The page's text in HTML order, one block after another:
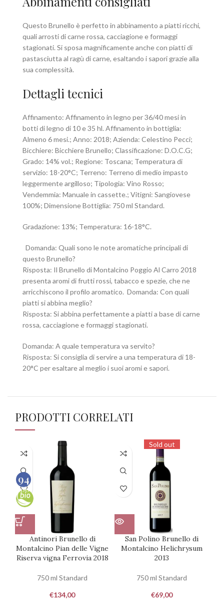
Questo Brunello è perfetto in abbinamento a piatti ricchi,
quali arrosti di carne rossa, cacciagione e formaggi
stagionati. Si sposa magnificamente anche con piatti di
pastasciutta al ragù di carne, esaltando i sapori grazie alla
sua complessità.
Dettagli tecnici
Affinamento: Affinamento in legno per 36/40 mesi in
botti di legno di 10 e 35 hl. Affinamento in bottiglia:
Almeno 6 mesi.; Anno: 2018; Azienda: Celestino Pecci;
Bicchiere: Bicchiere Brunello; Classificazione: D.O.C.G;
Grado: 14% vol.; Regione: Toscana; Temperatura di
servizio: 18-20°C; Terreno: Terreno di medio impasto
leggermente argilloso; Tipologia: Vino Rosso;
Vendemmia: Manuale in cassette.; Vitigni: Sangiovese
100%; Dimensione Bottiglia: 750 ml Standard.
Gradazione: 13%; Temperatura: 16-18°C.
Domanda: Quali sono le note aromatiche principali di
questo Brunello?
Risposta: Il Brunello di Montalcino Poggio Al Carro 2018
presenta aromi di frutti rossi, tabacco e spezie, che ne
arricchiscono il profilo aromatico. Domanda: Con quali
piatti si abbina meglio?
Risposta: Si abbina perfettamente a piatti a base di carne
rossa, cacciagione e formaggi stagionati.
Domanda: A quale temperatura va servito?
Risposta: Si consiglia di servire a una temperatura di 18-
20°C per esaltare al meglio i suoi aromi e sapori.
PRODOTTI CORRELATI
Antinori Brunello di
Montalcino Pian delle Vigne
Riserva vigna Ferrovia 2018
750 ml Standard
€134,00
Sold out
San Polino Brunello di
Montalcino Helichrysum
2013
750 ml Standard
€69,00
94
100